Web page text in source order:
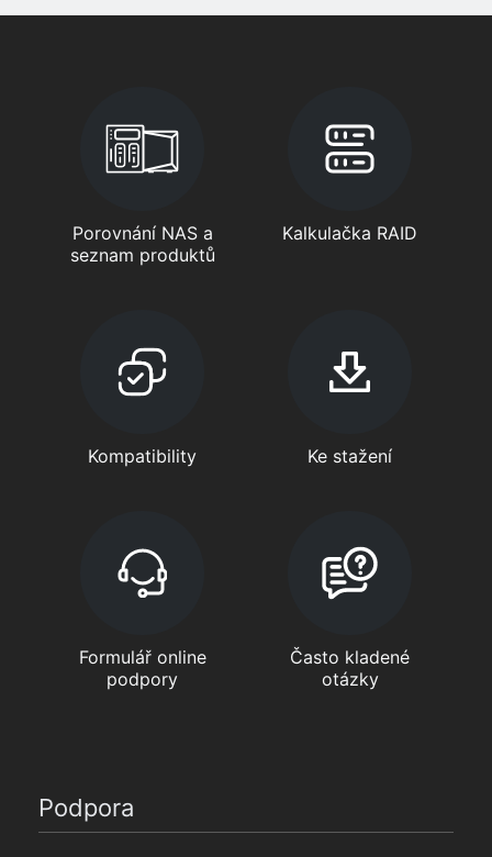
Porovnání NAS a
seznam produktů
Kalkulačka RAID
Kompatibility Ke stažení
Formulář online
podpory
Často kladené
otázky
Podpora